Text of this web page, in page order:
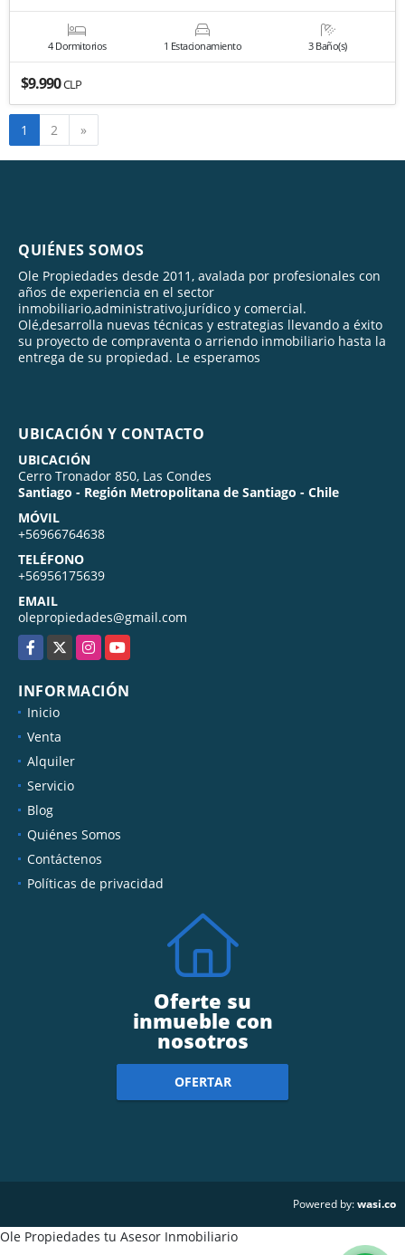
4 Dormitorios 1 Estacionamiento 3 Baño(s)
$9.990CLP
1 2 »
QUIÉNES SOMOS
Ole Propiedades desde 2011, avalada por profesionales con
años de experiencia en el sector
inmobiliario,administrativo,jurídico y comercial.
Olé,desarrolla nuevas técnicas y estrategias llevando a éxito
su proyecto de compraventa o arriendo inmobiliario hasta la
entrega de su propiedad. Le esperamos
UBICACIÓN Y CONTACTO
UBICACIÓN
Cerro Tronador 850, Las Condes
Santiago - Región Metropolitana de Santiago - Chile
MÓVIL
+56966764638
TELÉFONO
+56956175639
EMAIL
olepropiedades@gmail.com
Facebook
X InstagramYouTube
INFORMACIÓN
Inicio
Venta
Alquiler
Servicio
Blog
Quiénes Somos
Contáctenos
Políticas de privacidad
Oferte su
inmueble con
nosotros
OFERTAR
Powered by:wasi.co
Ole Propiedades tu Asesor Inmobiliario